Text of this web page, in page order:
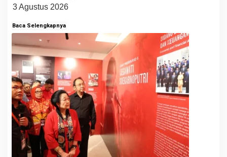
3 Agustus 2026
Baca Selengkapnya